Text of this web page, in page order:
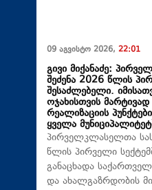
09 აგვისტო 2026, 22:01
გივი მიქანაძე:
შეძენა 2026 წლის
შესაძლებელი.
ოჯახისთვის
რეალიზაციის
ყველა
პირველკლასელთა
წლის პირველი
განაცხადა
და ახალგაზრდობის